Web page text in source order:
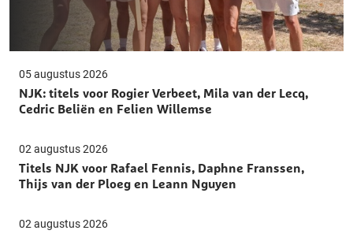
05 augustus 2026
NJK: titels voor Rogier Verbeet, Mila van der Lecq,
Cedric Beliën en Felien Willemse
02 augustus 2026
Titels NJK voor Rafael Fennis, Daphne Franssen,
Thijs van der Ploeg en Leann Nguyen
02 augustus 2026